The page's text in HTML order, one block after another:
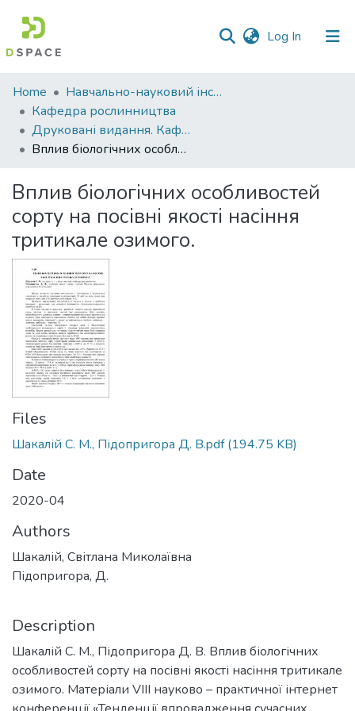
Log In (current)
Communities
&
Collections
Statistics
Home
Навчально-науковий інститут агротехнологій, селекції та екології
Кафедра рослинництва
Друковані видання. Кафедра рослинництва
Вплив біологічних особливостей сорту на посівні якості насіння тритикале озимого.
Вплив біологічних особливостей
сорту на посівні якості насіння
тритикале озимого.
Files
Шакалій С. М., Підопригора Д. В.pdf(194.75 KB)
Date
2020-04
Authors
Шакалій, Світлана Миколаївна
Підопригора, Д.
Description
Шакалій С. М., Підопригора Д. В. Вплив біологічних
особливостей сорту на посівні якості насіння тритикале
озимого. Матеріали VIII науково – практичної інтернет